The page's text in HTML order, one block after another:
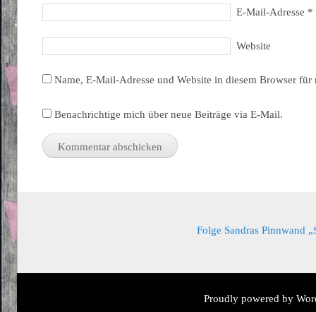
E-Mail-Adresse *
Website
Name, E-Mail-Adresse und Website in diesem Browser
Benachrichtige mich über neue Beiträge via E-Mail.
Folge Sandras Pinnwand
Proudly powered by